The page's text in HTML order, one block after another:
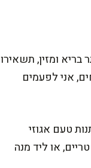
ומזין, תשאירו
אני לפעמים
טעם אגוזי
או ליד מנה